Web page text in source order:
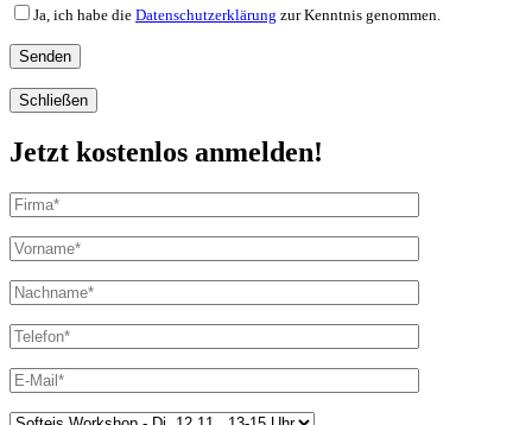
Ja, ich habe die Datenschutzerklärung zur Kenntnis genommen.
Schließen
Jetzt kostenlos anmelden!